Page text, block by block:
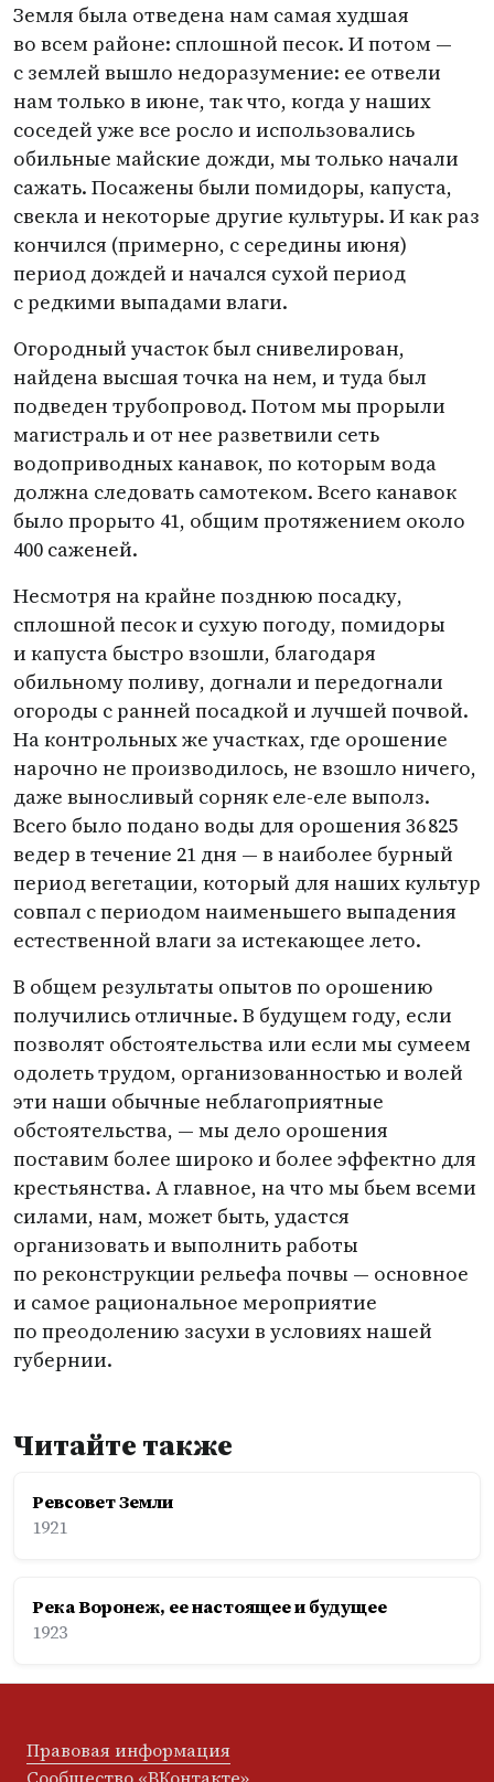
Земля была отведена нам самая худшая
во всем районе: сплошной песок. И потом —
с землей вышло недоразумение: ее отвели
нам только в июне, так что, когда у наших
соседей уже все росло и использовались
обильные майские дожди, мы только начали
сажать. Посажены были помидоры, капуста,
свекла и некоторые другие культуры. И как раз
кончился (примерно, с середины июня)
период дождей и начался сухой период
с редкими выпадами влаги.
Огородный участок был снивелирован,
найдена высшая точка на нем, и туда был
подведен трубопровод. Потом мы прорыли
магистраль и от нее разветвили сеть
водоприводных канавок, по которым вода
должна следовать самотеком. Всего канавок
было прорыто 41, общим протяжением около
400 саженей.
Несмотря на крайне позднюю посадку,
сплошной песок и сухую погоду, помидоры
и капуста быстро взошли, благодаря
обильному поливу, догнали и передогнали
огороды с ранней посадкой и лучшей почвой.
На контрольных же участках, где орошение
нарочно не производилось, не взошло ничего,
даже выносливый сорняк еле-еле выполз.
Всего было подано воды для орошения 36 825
ведер в течение 21 дня — в наиболее бурный
период вегетации, который для наших культур
совпал с периодом наименьшего выпадения
естественной влаги за истекающее лето.
В общем результаты опытов по орошению
получились отличные. В будущем году, если
позволят обстоятельства или если мы сумеем
одолеть трудом, организованностью и волей
эти наши обычные неблагоприятные
обстоятельства, — мы дело орошения
поставим более широко и более эффектно для
крестьянства. А главное, на что мы бьем всеми
силами, нам, может быть, удастся
организовать и выполнить работы
по реконструкции рельефа почвы — основное
и самое рациональное мероприятие
по преодолению засухи в условиях нашей
губернии.
Читайте также
Ревсовет Земли
1921
Река Воронеж, ее настоящее и будущее
1923
Правовая информация